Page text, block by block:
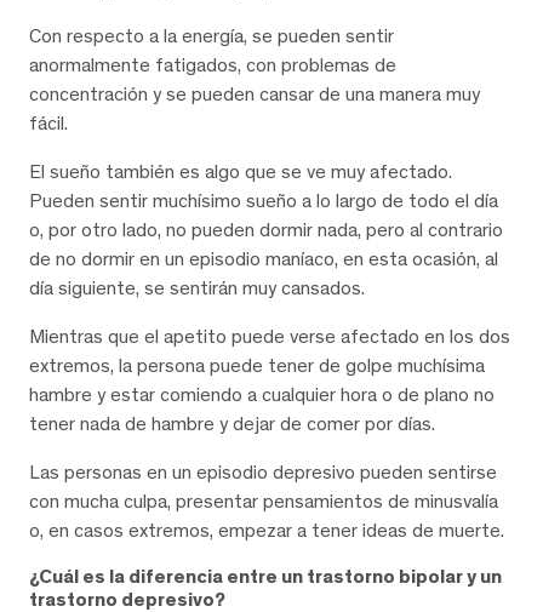
Con respecto a la energía, se pueden sentir
anormalmente fatigados, con problemas de
concentración y se pueden cansar de una manera muy
fácil.
El sueño también es algo que se ve muy afectado.
Pueden sentir muchísimo sueño a lo largo de todo el día
o, por otro lado, no pueden dormir nada, pero al contrario
de no dormir en un episodio maníaco, en esta ocasión, al
día siguiente, se sentirán muy cansados.
Mientras que el apetito puede verse afectado en los dos
extremos, la persona puede tener de golpe muchísima
hambre y estar comiendo a cualquier hora o de plano no
tener nada de hambre y dejar de comer por días.
Las personas en un episodio depresivo pueden sentirse
con mucha culpa, presentar pensamientos de minusvalía
o, en casos extremos, empezar a tener ideas de muerte.
¿Cuál es la diferencia entre un trastorno bipolar y un
trastorno depresivo?